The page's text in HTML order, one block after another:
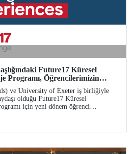
Future17 Küresel
Programı, Öğrencilerimizin
ve University of Exeter iş birliğiyle
olduğu Future17 Küresel
için yeni dönem öğrenci
için son gün 31 Ağustos!